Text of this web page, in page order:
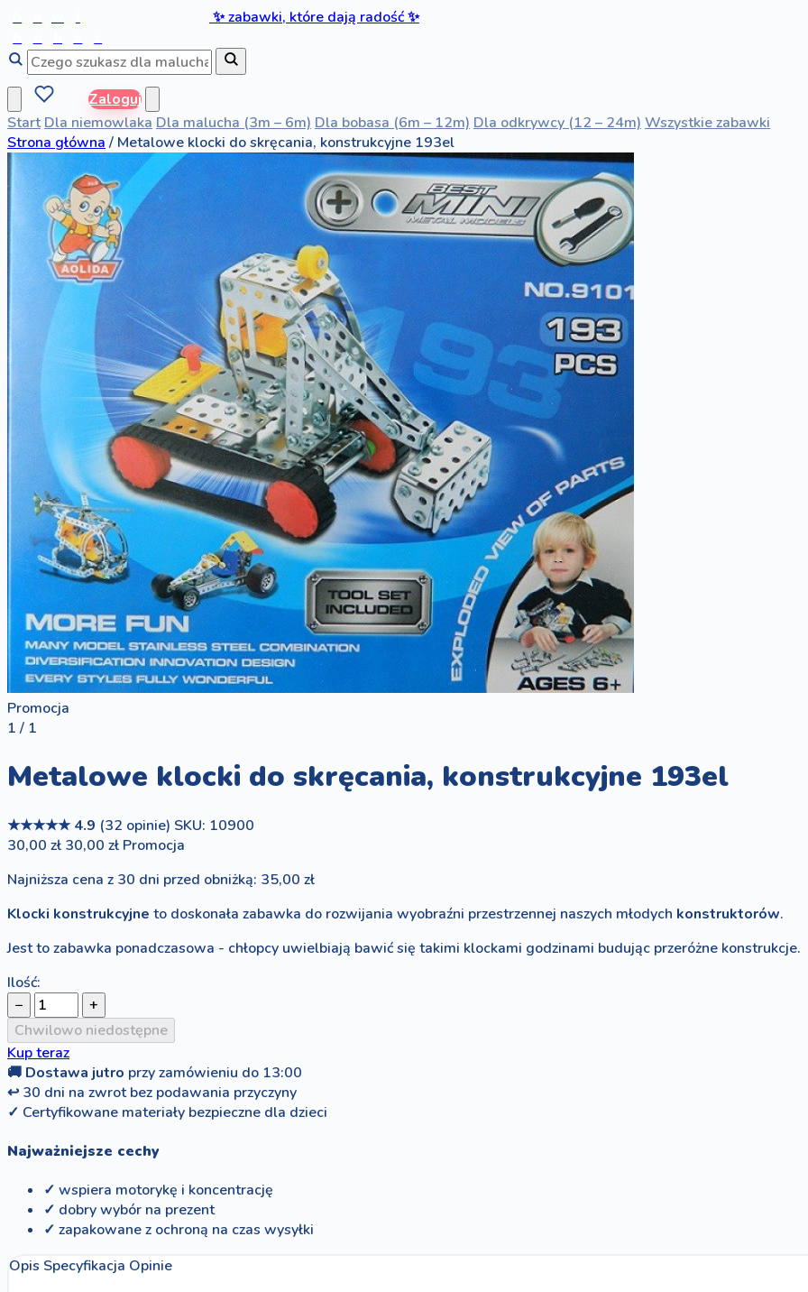
✨zabawki, które dają radość✨
Zaloguj
Start Dla niemowlaka Dla malucha (3m – 6m) Dla bobasa (6m – 12m) Dla odkrywcy (12 – 24m) Wszystkie zabawki
Strona główna / Metalowe klocki do skręcania, konstrukcyjne 193el
Promocja
1 / 1
Metalowe klocki do skręcania, konstrukcyjne 193el
★★★★★ 4.9 (32 opinie) SKU: 10900
30,00 zł 30,00 zł Promocja
Najniższa cena z 30 dni przed obniżką: 35,00 zł
Klocki konstrukcyjne to doskonała zabawka do rozwijania wyobraźni przestrzennej naszych młodych konstruktorów.
Jest to zabawka ponadczasowa - chłopcy uwielbiają bawić się takimi klockami godzinami budując przeróżne konstrukcje.
Ilość:
−
+
Chwilowo niedostępne
Kup teraz
🚚 Dostawa jutro przy zamówieniu do 13:00
↩ 30 dni na zwrot bez podawania przyczyny
✓ Certyfikowane materiały bezpieczne dla dzieci
Najważniejsze cechy
✓ wspiera motorykę i koncentrację
✓ dobry wybór na prezent
✓ zapakowane z ochroną na czas wysyłki
Opis Specyfikacja Opinie